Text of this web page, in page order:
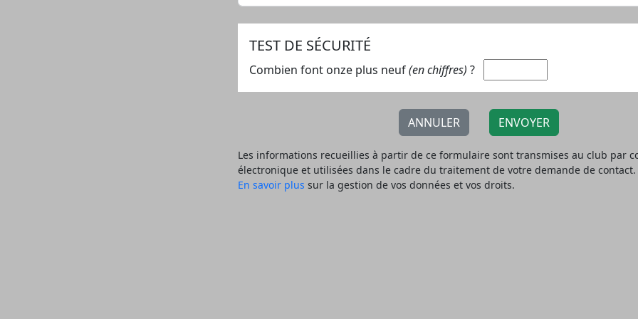
TEST DE SÉCURITÉ
Combien font onze plus neuf(en chiffres) ?
ANNULER ENVOYER
Les informations recueillies à partir de ce formulaire sont transmises au club par
électronique et utilisées dans le cadre du traitement de votre demande de contact.
En savoir plus sur la gestion de vos données et vos droits.